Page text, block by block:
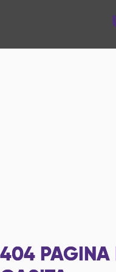
404 PAGINA